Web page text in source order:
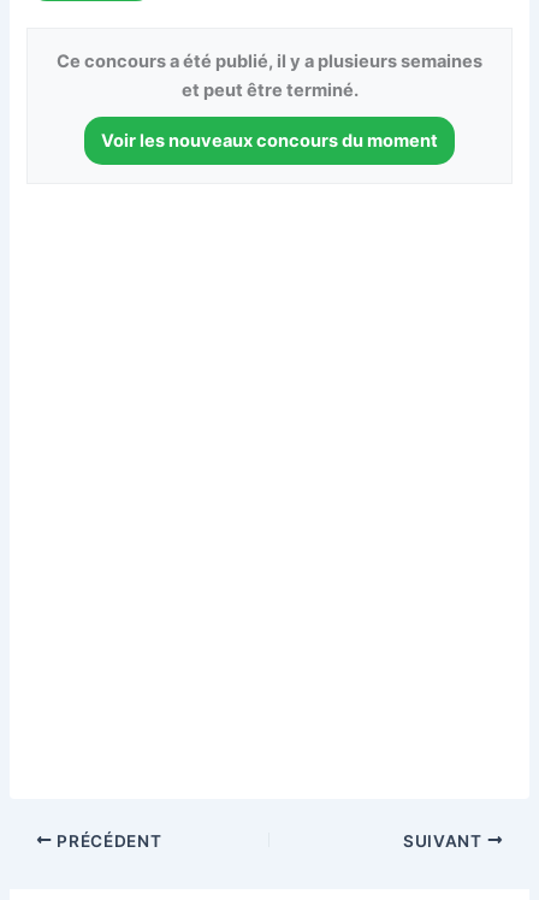
Ce concours a été publié, il y a plusieurs semaines
et peut être terminé.
Voir les nouveaux concours du moment
PRÉCÉDENT SUIVANT